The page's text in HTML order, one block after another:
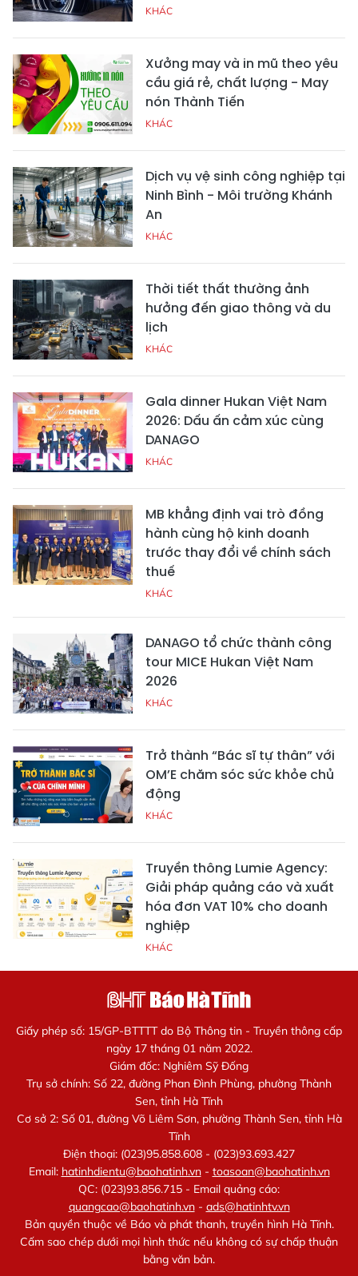
KHÁC
Xưởng may và in mũ theo yêu
cầu giá rẻ, chất lượng - May
nón Thành Tiến
KHÁC
Dịch vụ vệ sinh công nghiệp tại
Ninh Bình - Môi trường Khánh
An
KHÁC
Thời tiết thất thường ảnh
hưởng đến giao thông và du
lịch
KHÁC
Gala dinner Hukan Việt Nam
2026: Dấu ấn cảm xúc cùng
DANAGO
KHÁC
MB khẳng định vai trò đồng
hành cùng hộ kinh doanh
trước thay đổi về chính sách
thuế
KHÁC
DANAGO tổ chức thành công
tour MICE Hukan Việt Nam
2026
KHÁC
Trở thành “Bác sĩ tự thân” với
OM’E chăm sóc sức khỏe chủ
động
KHÁC
Truyền thông Lumie Agency:
Giải pháp quảng cáo và xuất
hóa đơn VAT 10% cho doanh
nghiệp
KHÁC
Giấy phép số: 15/GP-BTTTT do Bộ Thông tin - Truyền thông cấp
ngày 17 tháng 01 năm 2022.
Giám đốc: Nghiêm Sỹ Đống
Trụ sở chính: Số 22, đường Phan Đình Phùng, phường Thành
Sen, tỉnh Hà Tĩnh
Cơ sở 2: Số 01, đường Võ Liêm Sơn, phường Thành Sen, tỉnh Hà
Tĩnh
Điện thoại: (023)95.858.608 - (023)93.693.427
Email: hatinhdientu@baohatinh.vn- toasoan@baohatinh.vn
QC: (023)93.856.715 - Email quảng cáo:
quangcao@baohatinh.vn- ads@hatinhtv.vn
Bản quyền thuộc về Báo và phát thanh, truyền hình Hà Tĩnh.
Cấm sao chép dưới mọi hình thức nếu không có sự chấp thuận
bằng văn bản.